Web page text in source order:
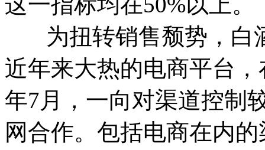
为扭转销售颓势，白
近年来大热的电商平台
年7月，一向对渠道控制
网合作。 包括电商在内